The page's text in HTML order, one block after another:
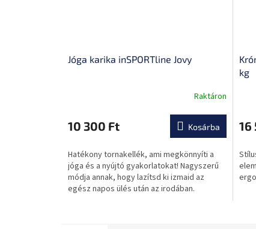
Jóga karika inSPORTline Jovy
átlagos
értékelése
ből
0,0
csillag.
Raktáron
10 300 Ft Kosárba
Hatékony tornakellék, ami megkönnyíti a
jóga és a nyújtó gyakorlatokat! Nagyszerű
módja annak, hogy lazítsd ki izmaid az
egész napos ülés után az irodában.
kg
ből
0,0
16